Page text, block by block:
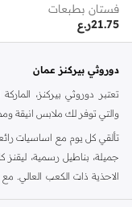
فستان بطبعات
ر.ع21.75
دوروثي بيركنز عمان
تعتبر دوروثي بيركنز، الماركة
والتي توفر لك ملابس انيقة
تألقي كل يوم مع اساسيات
جميلة، بناطيل رسمية،
الاحذية ذات الكعب العالي.